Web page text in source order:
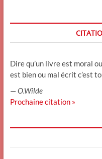
Dire qu’un livre est moral
est bien ou mal écrit c’est
—O.Wilde
Prochaine citation »